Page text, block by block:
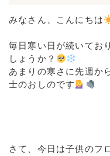
みなさん、こんにちは
毎日寒い日が続いてお
しょうか？
あまりの寒さに先週か
士のおしのです
さて、今日は子供のフ